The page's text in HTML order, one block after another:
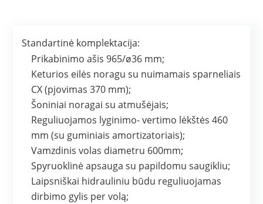
Standartinė komplektacija:
Prikabinimo ašis 965/ø36 mm;
Keturios eilės noragu su nuimamais sparneliais
CX (pjovimas 370 mm);
Šoniniai noragai su atmušėjais;
Reguliuojamos lyginimo- vertimo lėkštės 460
mm (su guminiais amortizatoriais);
Vamzdinis volas diametru 600mm;
Spyruoklinė apsauga su papildomu saugikliu;
Laipsniškai hidrauliniu būdu reguliuojamas
dirbimo gylis per volą;